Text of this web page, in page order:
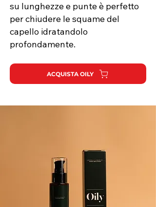
su lunghezze e punte è perfetto
per chiudere le squame del
capello idratandolo
profondamente.
ACQUISTA OILY